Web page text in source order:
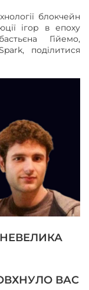
блокчейн
ігор в епоху
Гійемо,
поділитися
ВАС